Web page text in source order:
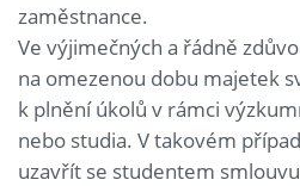
zaměstnance.
Ve výjimečných a řádně
na omezenou dobu majetek
k plnění úkolů v rámci
nebo studia. V takovém
uzavřít se studentem